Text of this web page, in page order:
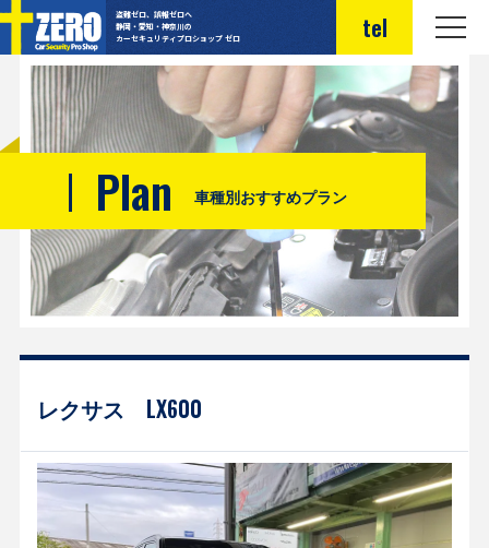
盗難ゼロ、誤報ゼロへ
静岡・愛知・神奈川の
カーセキュリティプロショップ ゼロ
tel
Plan 車種別おすすめプラン
レクサス LX600